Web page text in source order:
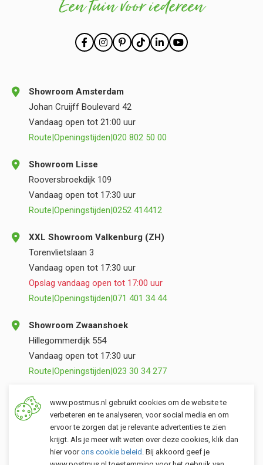
Een tuin voor iedereen
Showroom Amsterdam
Johan Cruijff Boulevard 42
Vandaag open tot 21:00 uur
Route|Openingstijden|020 802 50 00
Showroom Lisse
Rooversbroekdijk 109
Vandaag open tot 17:30 uur
Route|Openingstijden|0252 414412
XXL Showroom Valkenburg (ZH)
Torenvlietslaan 3
Vandaag open tot 17:30 uur
Opslag vandaag open tot 17:00 uur
Route|Openingstijden|071 401 34 44
Showroom Zwaanshoek
Hillegommerdijk 554
Vandaag open tot 17:30 uur
Route|Openingstijden|023 30 34 277
Opslag Valkenburg (ZH)
Torenvlietslaan 3
Vandaag open tot 17:00 uur
Route|Openingstijden |071 401 34 44
www.postmus.nl gebruikt cookies om de website te
verbeteren en te analyseren, voor social media en om
ervoor te zorgen dat je relevante advertenties te zien
krijgt. Als je meer wilt weten over deze cookies, klik dan
hier voorons cookie beleid . Bij akkoord geef je